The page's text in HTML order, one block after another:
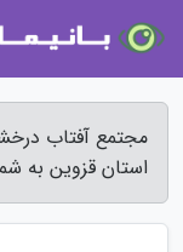
مجتمع آفتاب
استان قزوین به